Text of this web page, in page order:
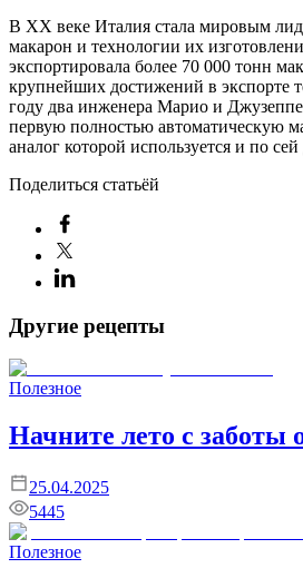
В XX веке Италия стала мировым
макарон и технологии их
экспортировала более 70 000 тонн
крупнейших достижений в экспорте
году два инженера Марио и
первую полностью автоматическую
аналог которой используется и по сей
Поделиться статьёй
Другие рецепты
Полезное
Начните лето с заботы
25.04.2025
5445
Полезное